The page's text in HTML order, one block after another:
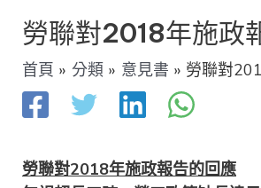
勞聯對2018年施政
首頁 分類 意見書 勞聯對
勞聯對2018年施政報告的回應
章
導
覽